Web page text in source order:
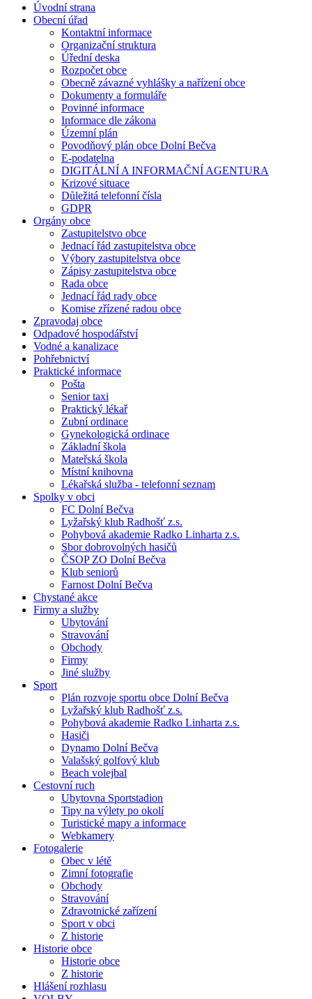
Úvodní strana
Obecní úřad
Kontaktní informace
Organizační struktura
Úřední deska
Rozpočet obce
Obecně závazné vyhlášky a nařízení obce
Dokumenty a formuláře
Povinné informace
Informace dle zákona
Územní plán
Povodňový plán obce Dolní Bečva
E-podatelna
DIGITÁLNÍ A INFORMAČNÍ AGENTURA
Krizové situace
Důležitá telefonní čísla
GDPR
Orgány obce
Zastupitelstvo obce
Jednací řád zastupitelstva obce
Výbory zastupitelstva obce
Zápisy zastupitelstva obce
Rada obce
Jednací řád rady obce
Komise zřízené radou obce
Zpravodaj obce
Odpadové hospodářství
Vodné a kanalizace
Pohřebnictví
Praktické informace
Pošta
Senior taxi
Praktický lékař
Zubní ordinace
Gynekologická ordinace
Základní škola
Mateřská škola
Místní knihovna
Lékařská služba - telefonní seznam
Spolky v obci
FC Dolní Bečva
Lyžařský klub Radhošť z.s.
Pohybová akademie Radko Linharta z.s.
Sbor dobrovolných hasičů
ČSOP ZO Dolní Bečva
Klub seniorů
Farnost Dolní Bečva
Chystané akce
Firmy a služby
Ubytování
Stravování
Obchody
Firmy
Jiné služby
Sport
Plán rozvoje sportu obce Dolní Bečva
Lyžařský klub Radhošť z.s.
Pohybová akademie Radko Linharta z.s.
Hasiči
Dynamo Dolní Bečva
Valašský golfový klub
Beach volejbal
Cestovní ruch
Ubytovna Sportstadion
Tipy na výlety po okolí
Turistické mapy a informace
Webkamery
Fotogalerie
Obec v létě
Zimní fotografie
Obchody
Stravování
Zdravotnické zařízení
Sport v obci
Z historie
Historie obce
Historie obce
Z historie
Hlášení rozhlasu